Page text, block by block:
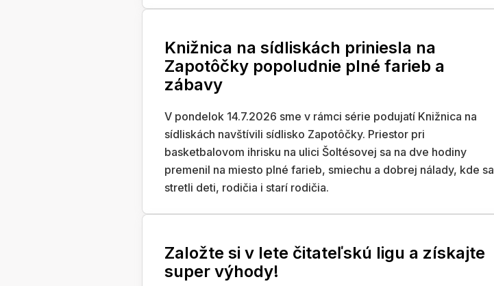
Knižnica na sídliskách priniesla na
Zapotôčky popoludnie plné farieb a
zábavy
V pondelok 14.7.2026 sme v rámci série podujatí Knižnica na
sídliskách navštívili sídlisko Zapotôčky. Priestor pri
basketbalovom ihrisku na ulici Šoltésovej sa na dve hodiny
premenil na miesto plné farieb, smiechu a dobrej nálady, kde sa
stretli deti, rodičia i starí rodičia.
Založte si v lete čitateľskú ligu a získajte
super výhody!